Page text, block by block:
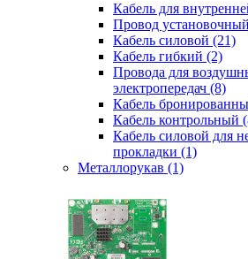
Кабель для
Провод установочный
Кабель силовой (21)
Кабель гибкий (2)
Провода для
электропередач (8)
Кабель
Кабель контрольный
Кабель силовой для
прокладки (1)
Металлорукав (1)